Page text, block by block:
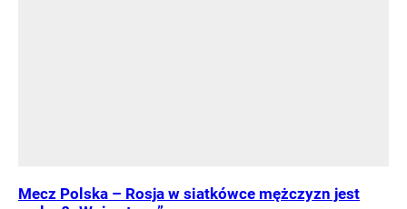
Mecz Polska – Rosja w siatkówce mężczyzn jest